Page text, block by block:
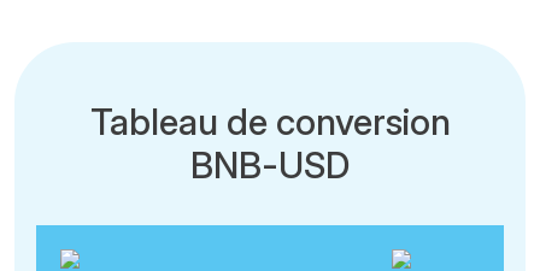
Tableau de conversion
BNB-USD